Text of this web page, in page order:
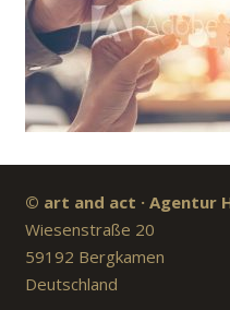
© art and act · Agentur
Wiesenstraße 20
59192 Bergkamen
Deutschland